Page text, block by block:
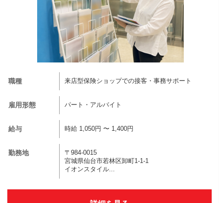
職種 来店型保険ショップでの接客・事務サポート
雇用形態 パート・アルバイト
給与 時給 1,050円 〜 1,400円
勤務地
〒984-0015
宮城県仙台市若林区卸町1-1-1
イオンスタイル...